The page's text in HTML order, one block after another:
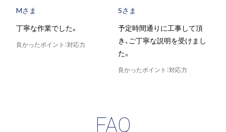
Mさま
丁寧な作業でした。
良かったポイント：対応力
Sさま
予定時間通りに工事して頂
き、ご丁寧な説明を受けまし
た。
良かったポイント：対応力
FAQ